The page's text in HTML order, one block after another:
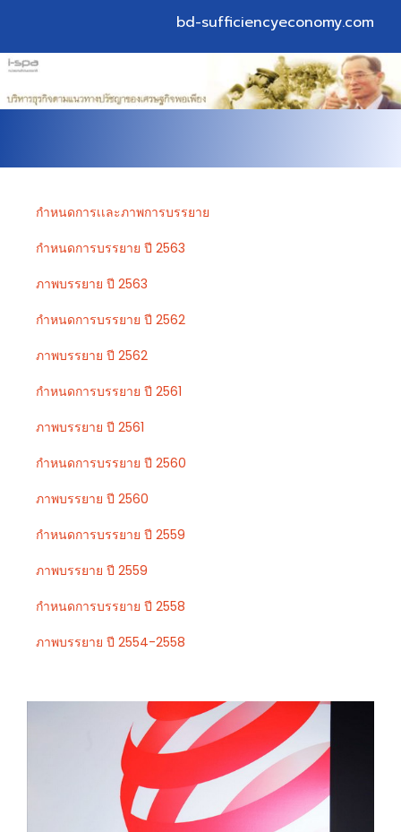
bd-sufficiencyeconomy.com
กำหนดการเเละภาพการบรรยาย
กำหนดการบรรยาย ปี 2563
ภาพบรรยาย ปี 2563
กำหนดการบรรยาย ปี 2562
ภาพบรรยาย ปี 2562
กำหนดการบรรยาย ปี 2561
ภาพบรรยาย ปี 2561
กำหนดการบรรยาย ปี 2560
ภาพบรรยาย ปี 2560
กำหนดการบรรยาย ปี 2559
ภาพบรรยาย ปี 2559
กำหนดการบรรยาย ปี 2558
ภาพบรรยาย ปี 2554-2558